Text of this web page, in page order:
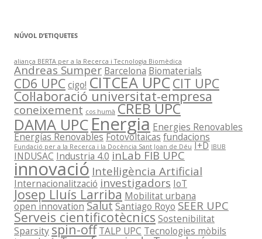
NÚVOL D’ETIQUETES
aliança BERTA per a la Recerca i Tecnologia Biomèdica
Andreas Sumper Barcelona Biomaterials
CD6 UPCcigo! CITCEA UPCCIT UPC
Col·laboració universitat-empresa
coneixement cos humà CREB UPC
DAMA UPC Energia Energies Renovables
Energías RenovablesFotovoltaicas fundacions
Fundació per a la Recerca i la Docència Sant Joan de Déu I+D IBUB
INDUSAC Industria 4.0 inLab FIB UPC
innovació Intel·ligència Artificial
Internacionalització investigadors IoT
Josep Lluís Larriba Mobilitat urbana
open innovation SalutSantiago Royo SEER UPC
Serveis cientificotècnics Sostenibilitat
Sparsityspin-off TALP UPC Tecnologies mòbils